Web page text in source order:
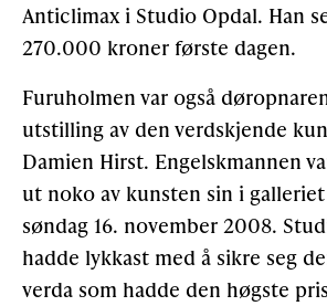
Anticlimax i Studio Opdal. Han
270.000 kroner første dagen.
Furuholmen var også
utstilling av den verdskjende
Damien Hirst. Engelskmannen
ut noko av kunsten sin i
søndag 16. november 2008.
hadde lykkast med å sikre seg
verda som hadde den høgste